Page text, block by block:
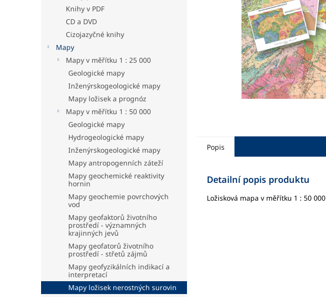
Knihy v PDF
CD a DVD
Cizojazyčné knihy
Mapy
Mapy v měřítku 1 : 25 000
Geologické mapy
Inženýrskogeologické mapy
Mapy ložisek a prognóz
Mapy v měřítku 1 : 50 000
Geologické mapy
Hydrogeologické mapy
Inženýrskogeologické mapy
Mapy antropogenních záteží
Mapy geochemické reaktivity
hornin
Mapy geochemie povrchových
vod
Mapy geofaktorů životního
prostředí - významných
krajinných jevů
Mapy geofatorů životního
prostředí - střetů zájmů
Mapy geofyzikálních indikací a
interpretací
Mapy ložisek nerostných surovin
Popis
Detailní popis produktu
Ložisková mapa v měřítku 1 : 50 000